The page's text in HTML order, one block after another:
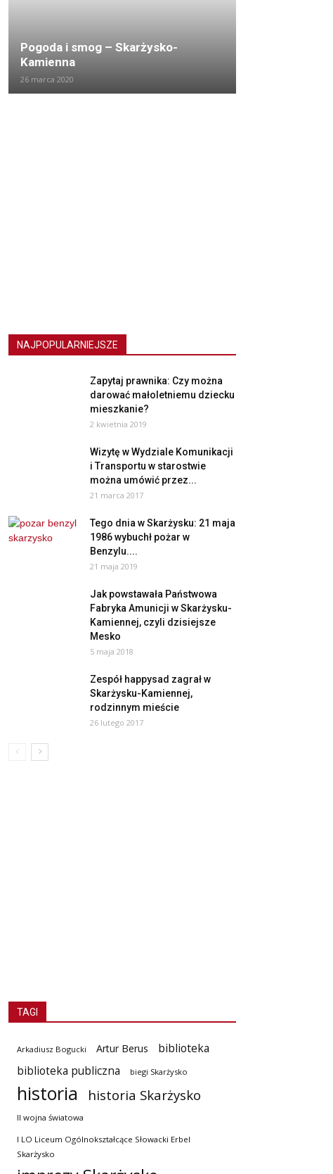
Pogoda i smog – Skarżysko-
Kamienna
26 marca 2020
NAJPOPULARNIEJSZE
Zapytaj prawnika: Czy można
darować małoletniemu dziecku
mieszkanie?
2 kwietnia 2019
Wizytę w Wydziale Komunikacji
i Transportu w starostwie
można umówić przez...
21 marca 2017
Tego dnia w Skarżysku: 21 maja
1986 wybuchł pożar w
Benzylu....
21 maja 2019
Jak powstawała Państwowa
Fabryka Amunicji w Skarżysku-
Kamiennej, czyli dzisiejsze
Mesko
5 maja 2018
Zespół happysad zagrał w
Skarżysku-Kamiennej,
rodzinnym mieście
26 lutego 2017
TAGI
Arkadiusz Bogucki Artur Berus
biblioteka
biblioteka publiczna
biegi Skarżysko
historia historia Skarżysko
II wojna światowa
I LO Liceum Ogólnokształcące Słowacki Erbel
Skarżysko